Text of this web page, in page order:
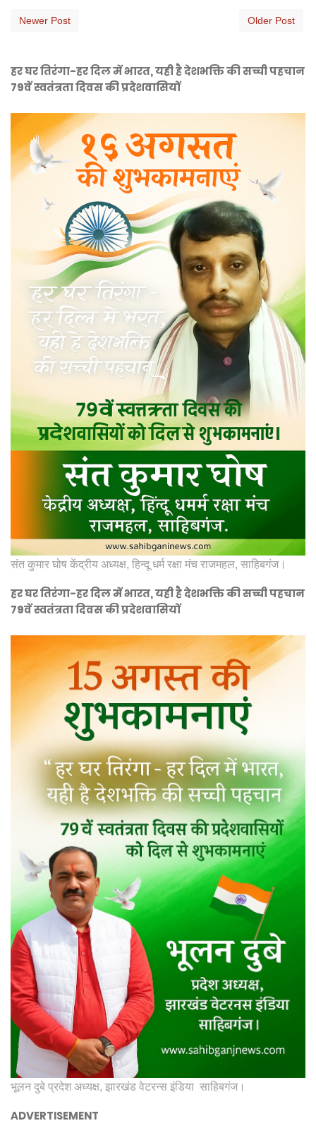
Newer Post Older Post
हर घर तिरंगा-हर दिल में भारत, यही है देशभक्ति की सच्ची पहचान
79वें स्वतंत्रता दिवस की प्रदेशवासियों
संत कुमार घोष केंद्रीय अध्यक्ष, हिन्दू धर्म रक्षा मंच राजमहल, साहिबगंज।
हर घर तिरंगा-हर दिल में भारत, यही है देशभक्ति की सच्ची पहचान
79वें स्वतंत्रता दिवस की प्रदेशवासियों
भूलन दुबे प्रदेश अध्यक्ष, झारखंड वेटरन्स इंडिया साहिबगंज।
ADVERTISEMENT